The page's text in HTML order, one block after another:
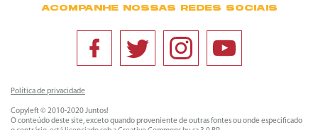
ACOMPANHE NOSSAS REDES SOCIAIS
Política de privacidade
Copyleft © 2010-2020 Juntos!
O conteúdo deste site, exceto quando proveniente de outras fontes ou onde especificado